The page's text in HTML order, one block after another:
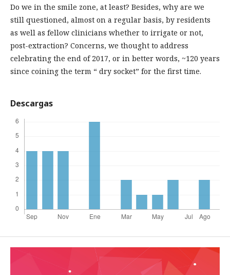
Do we in the smile zone, at least? Besides, why are we
still questioned, almost on a regular basis, by residents
as well as fellow clinicians whether to irrigate or not,
post-extraction? Concerns, we thought to address
celebrating the end of 2017, or in better words, ~120 years
since coining the term “ dry socket” for the first time.
Descargas